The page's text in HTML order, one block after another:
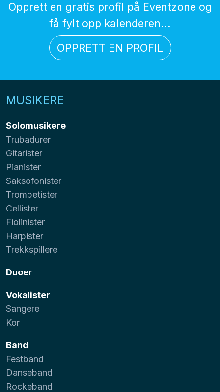
Opprett en gratis profil på Eventzone og
få fylt opp kalenderen...
OPPRETT EN PROFIL
MUSIKERE
Solomusikere
Trubadurer
Gitarister
Pianister
Saksofonister
Trompetister
Cellister
Fiolinister
Harpister
Trekkspillere
Duoer
Vokalister
Sangere
Kor
Band
Festband
Danseband
Rockeband